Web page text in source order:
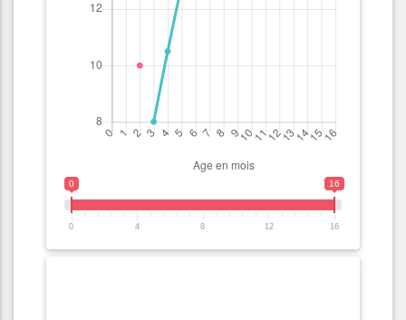
0 16
0 4 8 12 16